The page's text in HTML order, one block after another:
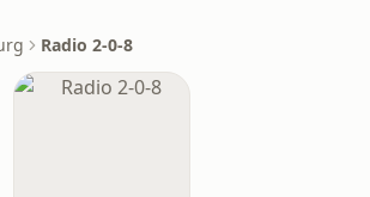
Radio 2-0-8